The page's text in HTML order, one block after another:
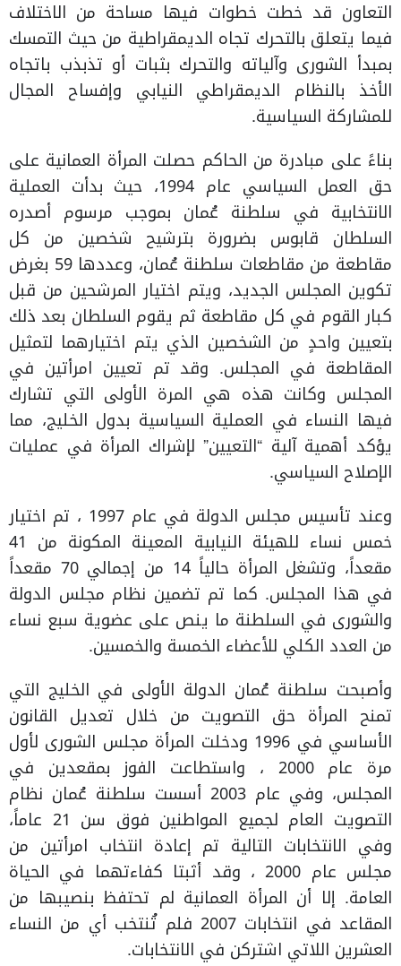
التعاون قد خطت خطوات فيها مساحة من الاختلاف
فيما يتعلق بالتحرك تجاه الديمقراطية من حيث التمسك
بمبدأ الشورى وآلياته والتحرك بثبات أو تذبذب باتجاه
الأخذ بالنظام الديمقراطي النيابي وإفساح المجال
للمشاركة السياسية.
بناءً على مبادرة من الحاكم حصلت المرأة العمانية على
حق العمل السياسي عام 1994، حيث بدأت العملية
الانتخابية في سلطنة عُمان بموجب مرسوم أصدره
السلطان قابوس بضرورة بترشيح شخصين من كل
مقاطعة من مقاطعات سلطنة عُمان، وعددها 59 بغرض
تكوين المجلس الجديد، ويتم اختيار المرشحين من قبل
كبار القوم في كل مقاطعة ثم يقوم السلطان بعد ذلك
بتعيين واحدٍ من الشخصين الذي يتم اختيارهما لتمثيل
المقاطعة في المجلس. وقد تم تعيين امرأتين في
المجلس وكانت هذه هي المرة الأولى التي تشارك
فيها النساء في العملية السياسية بدول الخليج، مما
يؤكد أهمية آلية “التعيين” لإشراك المرأة في عمليات
الإصلاح السياسي.
وعند تأسيس مجلس الدولة في عام 1997 ، تم اختيار
خمس نساء للهيئة النيابية المعينة المكونة من 41
مقعداً، وتشغل المرأة حالياً 14 من إجمالي 70 مقعداً
في هذا المجلس. كما تم تضمين نظام مجلس الدولة
والشورى في السلطنة ما ينص على عضوية سبع نساء
من العدد الكلي للأعضاء الخمسة والخمسين.
وأصبحت سلطنة عُمان الدولة الأولى في الخليج التي
تمنح المرأة حق التصويت من خلال تعديل القانون
الأساسي في 1996 ودخلت المرأة مجلس الشورى لأول
مرة عام 2000 ، واستطاعت الفوز بمقعدين في
المجلس، وفي عام 2003 أسست سلطنة عُمان نظام
التصويت العام لجميع المواطنين فوق سن 21 عاماً،
وفي الانتخابات التالية تم إعادة انتخاب امرأتين من
مجلس عام 2000 ، وقد أثبتا كفاءتهما في الحياة
العامة. إلا أن المرأة العمانية لم تحتفظ بنصيبها من
المقاعد في انتخابات 2007 فلم تُنتخب أي من النساء
العشرين اللاتي اشتركن في الانتخابات.